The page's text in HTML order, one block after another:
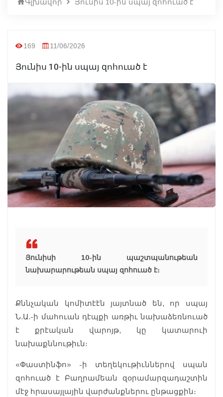
169 11/06/2026
Յունիս 10-ին սպայ զոհուած է
Յունիսի 10-ին պաշտպանութեան
նախարարութեան սպայ զոհուած է։
Քննչական կոմիտէէն յայտնած են, որ սպայ
Ն.Ա.-ի մահուան դէպքի առթիւ նախաձեռնուած
է քրէական վարոյթ, կը կատարուի
նախաքննութիւն։
«Փաստինֆո» -ի տեղեկութիւններով սպան
զոհուած է Բաղրամեան զօրամարզադաշտին
մէջ հրասայլային վարժանքներու ընթացքին։